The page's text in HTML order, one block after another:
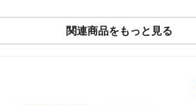
関連商品をもっと見る